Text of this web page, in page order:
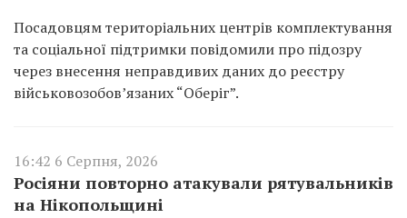
Посадовцям територіальних центрів комплектування
та соціальної підтримки повідомили про підозру
через внесення неправдивих даних до реєстру
військовозобов’язаних “Оберіг”.
16:42 6 Серпня, 2026
Росіяни повторно атакували рятувальників
на Нікопольщині